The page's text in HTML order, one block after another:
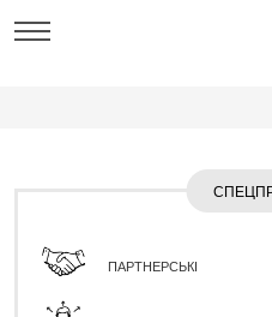
ПАРТНЕРСЬКІ